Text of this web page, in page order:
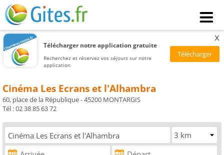
Télécharger notre application gratuite
Recherchez et réservez vos séjours sur notre
application
x
Cinéma Les Ecrans et l'Alhambra
60, place de la République - 45200 MONTARGIS
Tél : 02 38 85 63 72